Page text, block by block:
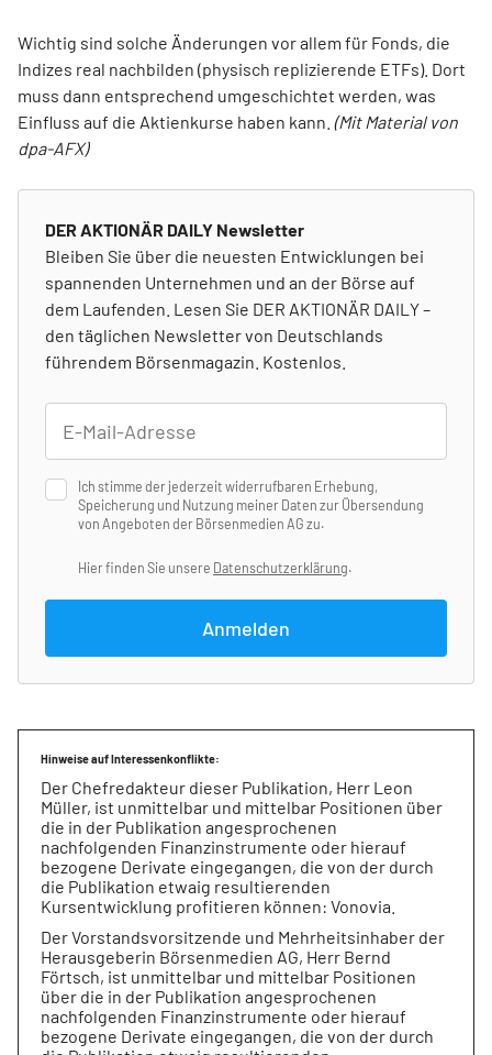
Wichtig sind solche Änderungen vor allem für Fonds, die
Indizes real nachbilden (physisch replizierende ETFs). Dort
muss dann entsprechend umgeschichtet werden, was
Einfluss auf die Aktienkurse haben kann. (Mit Material von
dpa-AFX)
DER AKTIONÄR DAILY Newsletter
Bleiben Sie über die neuesten Entwicklungen bei
spannenden Unternehmen und an der Börse auf
dem Laufenden. Lesen Sie DER AKTIONÄR DAILY –
den täglichen Newsletter von Deutschlands
führendem Börsenmagazin. Kostenlos.
Ich stimme der jederzeit widerrufbaren Erhebung,
Speicherung und Nutzung meiner Daten zur Übersendung
von Angeboten der Börsenmedien AG zu.
Hier finden Sie unsere Datenschutzerklärung.
Anmelden
Hinweise auf Interessenkonflikte:
Der Chefredakteur dieser Publikation, Herr Leon
Müller, ist unmittelbar und mittelbar Positionen über
die in der Publikation angesprochenen
nachfolgenden Finanzinstrumente oder hierauf
bezogene Derivate eingegangen, die von der durch
die Publikation etwaig resultierenden
Kursentwicklung profitieren können: Vonovia.
Der Vorstandsvorsitzende und Mehrheitsinhaber der
Herausgeberin Börsenmedien AG, Herr Bernd
Förtsch, ist unmittelbar und mittelbar Positionen
über die in der Publikation angesprochenen
nachfolgenden Finanzinstrumente oder hierauf
bezogene Derivate eingegangen, die von der durch